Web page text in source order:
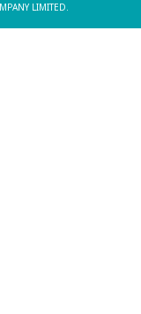
LIMITED.